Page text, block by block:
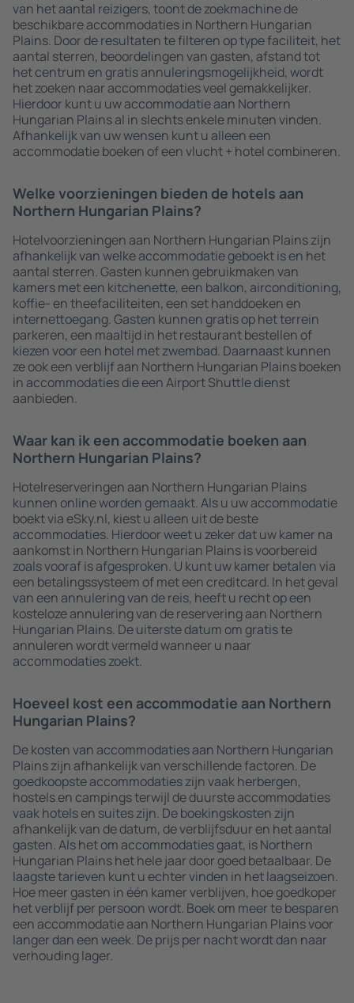
van het aantal reizigers, toont de zoekmachine de
beschikbare accommodaties in Northern Hungarian
Plains. Door de resultaten te filteren op type faciliteit, het
aantal sterren, beoordelingen van gasten, afstand tot
het centrum en gratis annuleringsmogelijkheid, wordt
het zoeken naar accommodaties veel gemakkelijker.
Hierdoor kunt u uw accommodatie aan Northern
Hungarian Plains al in slechts enkele minuten vinden.
Afhankelijk van uw wensen kunt u alleen een
accommodatie boeken of een vlucht + hotel combineren.
Welke voorzieningen bieden de hotels aan
Northern Hungarian Plains?
Hotelvoorzieningen aan Northern Hungarian Plains zijn
afhankelijk van welke accommodatie geboekt is en het
aantal sterren. Gasten kunnen gebruikmaken van
kamers met een kitchenette, een balkon, airconditioning,
koffie- en theefaciliteiten, een set handdoeken en
internettoegang. Gasten kunnen gratis op het terrein
parkeren, een maaltijd in het restaurant bestellen of
kiezen voor een hotel met zwembad. Daarnaast kunnen
ze ook een verblijf aan Northern Hungarian Plains boeken
in accommodaties die een Airport Shuttle dienst
aanbieden.
Waar kan ik een accommodatie boeken aan
Northern Hungarian Plains?
Hotelreserveringen aan Northern Hungarian Plains
kunnen online worden gemaakt. Als u uw accommodatie
boekt via eSky.nl, kiest u alleen uit de beste
accommodaties. Hierdoor weet u zeker dat uw kamer na
aankomst in Northern Hungarian Plains is voorbereid
zoals vooraf is afgesproken. U kunt uw kamer betalen via
een betalingssysteem of met een creditcard. In het geval
van een annulering van de reis, heeft u recht op een
kosteloze annulering van de reservering aan Northern
Hungarian Plains. De uiterste datum om gratis te
annuleren wordt vermeld wanneer u naar
accommodaties zoekt.
Hoeveel kost een accommodatie aan Northern
Hungarian Plains?
De kosten van accommodaties aan Northern Hungarian
Plains zijn afhankelijk van verschillende factoren. De
goedkoopste accommodaties zijn vaak herbergen,
hostels en campings terwijl de duurste accommodaties
vaak hotels en suites zijn. De boekingskosten zijn
afhankelijk van de datum, de verblijfsduur en het aantal
gasten. Als het om accommodaties gaat, is Northern
Hungarian Plains het hele jaar door goed betaalbaar. De
laagste tarieven kunt u echter vinden in het laagseizoen.
Hoe meer gasten in één kamer verblijven, hoe goedkoper
het verblijf per persoon wordt. Boek om meer te besparen
een accommodatie aan Northern Hungarian Plains voor
langer dan een week. De prijs per nacht wordt dan naar
verhouding lager.